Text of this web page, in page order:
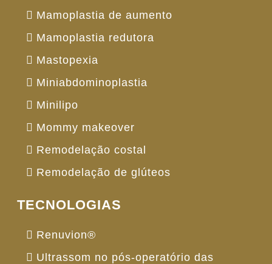
Mamoplastia de aumento
Mamoplastia redutora
Mastopexia
Miniabdominoplastia
Minilipo
Mommy makeover
Remodelação costal
Remodelação de glúteos
TECNOLOGIAS
Renuvion®
Ultrassom no pós-operatório das